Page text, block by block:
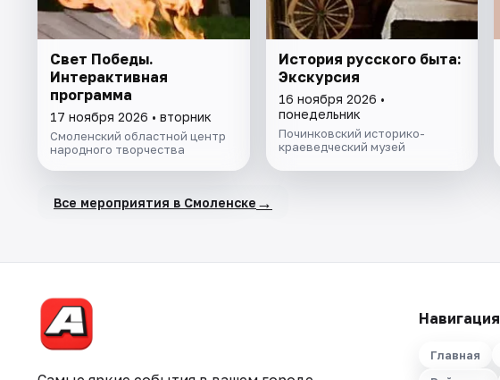
Свет Победы.
Интерактивная
программа
17 ноября 2026 • вторник
Смоленский областной центр
народного творчества
История русского быта:
Экскурсия
16 ноября 2026 •
понедельник
Починковский историко-
краеведческий музей
Все мероприятия в Смоленске →
Навигация
Главная